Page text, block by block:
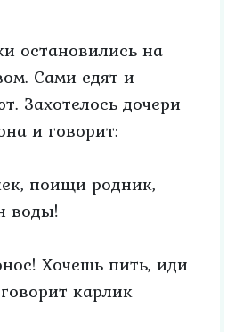
остановились на
Сами едят и
Захотелось дочери
и говорит:
поищи родник,
воды!
Хочешь пить, иди
карлик